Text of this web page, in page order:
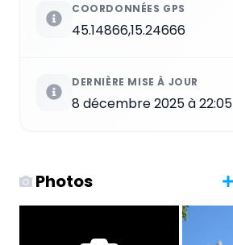
COORDONNÉES GPS
45.14866,15.24666
DERNIÈRE MISE À JOUR
8 décembre 2025 à 22:05
Photos